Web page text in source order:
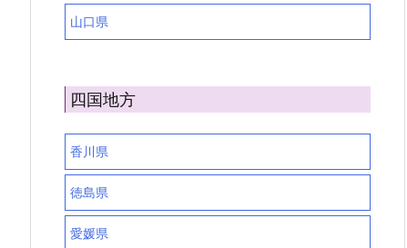
山口県
四国地方
香川県
徳島県
愛媛県